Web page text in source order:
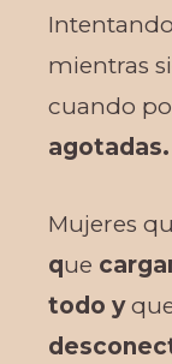
mientras
cuando
agotadas.
Mujeres
que
todo y